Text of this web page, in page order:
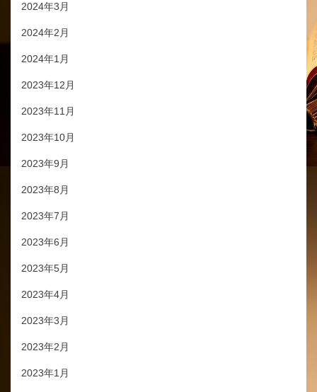
2024年3月
2024年2月
2024年1月
2023年12月
2023年11月
2023年10月
2023年9月
2023年8月
2023年7月
2023年6月
2023年5月
2023年4月
2023年3月
2023年2月
2023年1月